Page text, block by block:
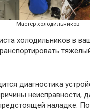
Мастер холодильников
холодильников в
диагностика
неисправности,
наладке.